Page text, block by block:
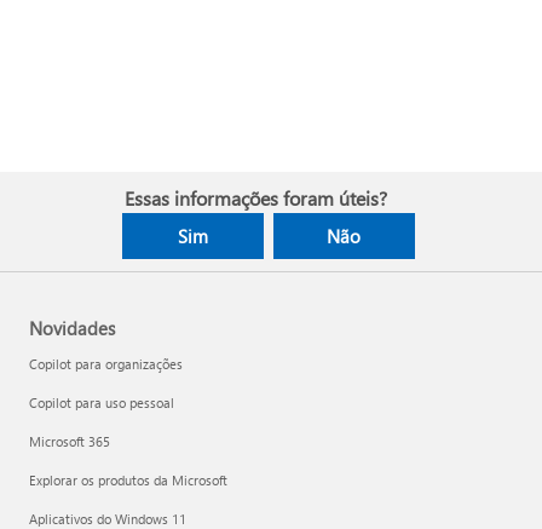
Essas informações foram úteis?
Sim Não
Novidades
Copilot para organizações
Copilot para uso pessoal
Microsoft 365
Explorar os produtos da Microsoft
Aplicativos do Windows 11